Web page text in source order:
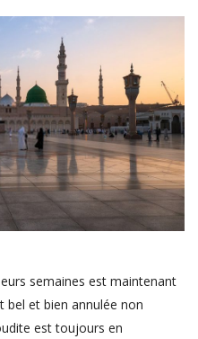
semaines est maintenant
bel et bien annulée non
est toujours en